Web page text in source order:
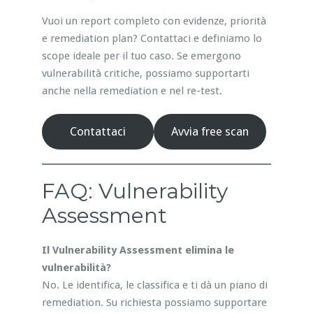
Vuoi un report completo con evidenze, priorità
e remediation plan? Contattaci e definiamo lo
scope ideale per il tuo caso. Se emergono
vulnerabilità critiche, possiamo supportarti
anche nella remediation e nel re-test.
Contattaci Avvia free scan
FAQ: Vulnerability
Assessment
Il Vulnerability Assessment elimina le
vulnerabilità?
No. Le identifica, le classifica e ti dà un piano di
remediation. Su richiesta possiamo supportare